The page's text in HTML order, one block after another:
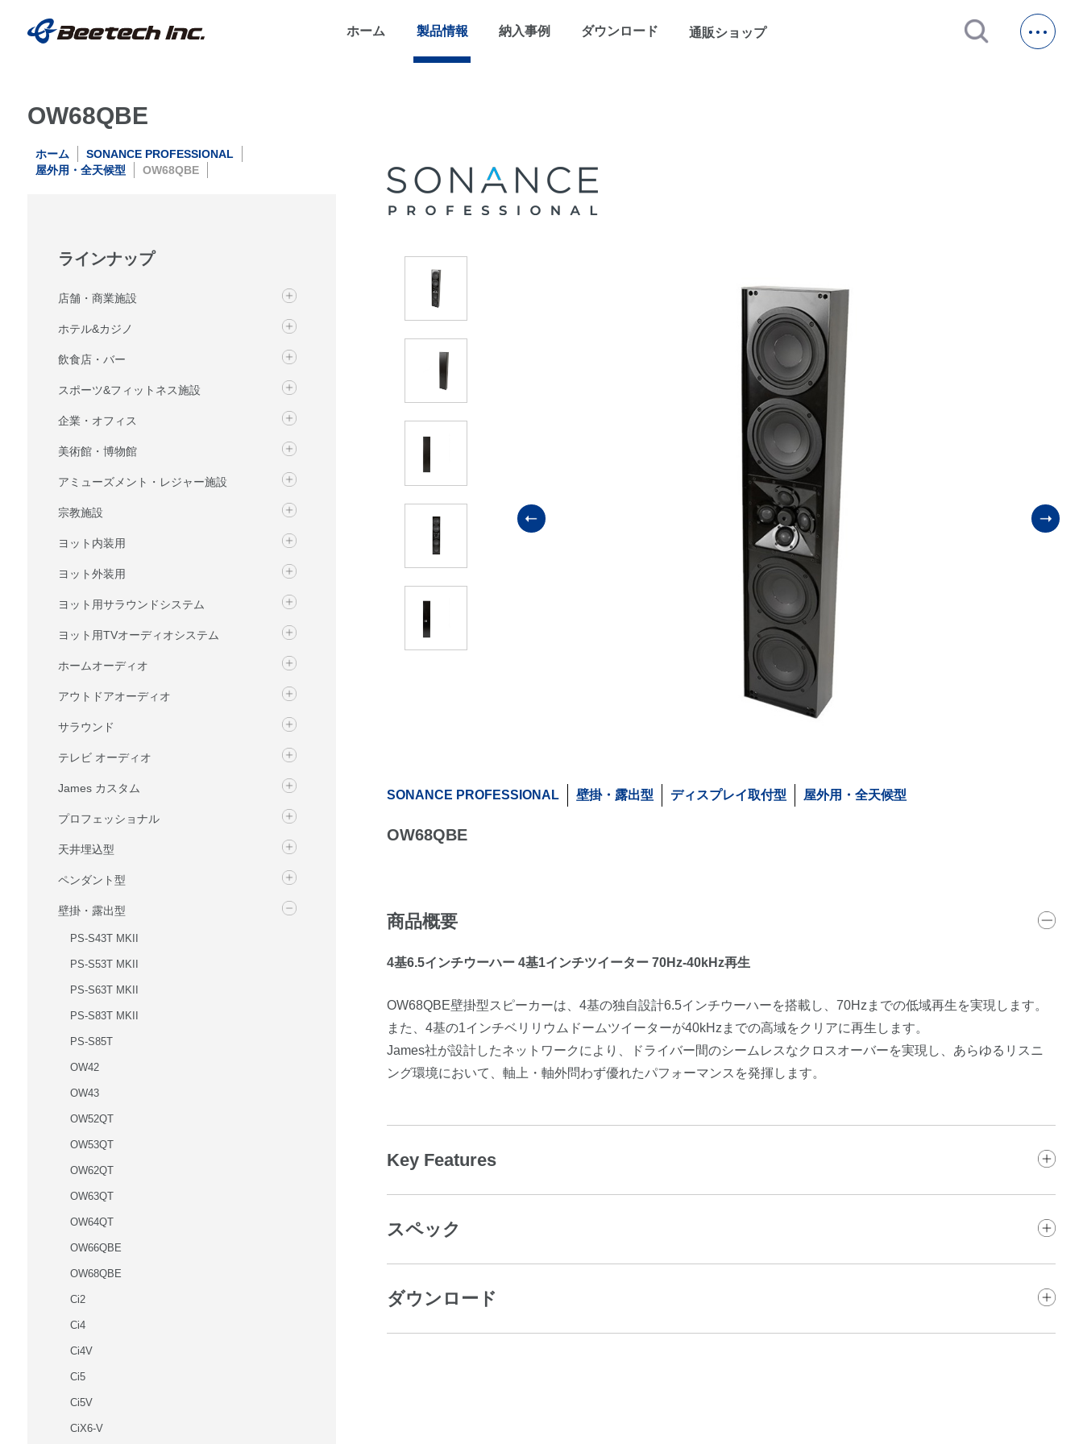
ホーム 製品情報 納入事例 ダウンロード 通販ショップopen_in_new
OW68QBE
ホーム
SONANCE PROFESSIONAL
屋外用・全天候型
OW68QBE
ラインナップ
店舗・商業施設
ホテル&カジノ
飲食店・バー
スポーツ&フィットネス施設
企業・オフィス
美術館・博物館
アミューズメント・レジャー施設
宗教施設
ヨット内装用
ヨット外装用
ヨット用サラウンドシステム
ヨット用TVオーディオシステム
ホームオーディオ
アウトドアオーディオ
サラウンド
テレビ オーディオ
James カスタム
プロフェッショナル
天井埋込型
ペンダント型
壁掛・露出型
PS-S43T MKII
PS-S53T MKII
PS-S63T MKII
PS-S83T MKII
PS-S85T
OW42
OW43
OW52QT
OW53QT
OW62QT
OW63QT
OW64QT
OW66QBE
OW68QBE
Ci2
Ci4
Ci4V
Ci5
Ci5V
CiX6-V
SONANCE PROFESSIONAL 壁掛・露出型 ディスプレイ取付型 屋外用・全天候型
OW68QBE
商品概要
4基6.5インチウーハー 4基1インチツイーター 70Hz-40kHz再生
OW68QBE壁掛型スピーカーは、4基の独自設計6.5インチウーハーを搭載し、70Hzまでの低域再生を実現します。
また、4基の1インチベリリウムドームツイーターが40kHzまでの高域をクリアに再生します。
James社が設計したネットワークにより、ドライバー間のシームレスなクロスオーバーを実現し、あらゆるリスニ
ング環境において、軸上・軸外問わず優れたパフォーマンスを発揮します。
Key Features
スペック
ダウンロード